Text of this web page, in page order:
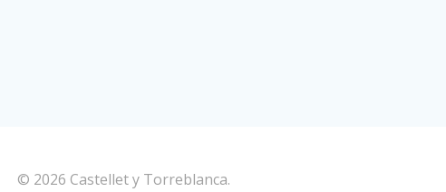
© 2026 Castellet y Torreblanca.